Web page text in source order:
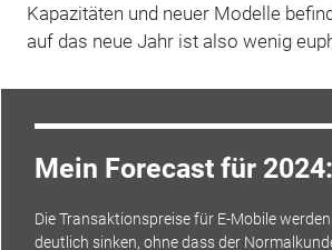
Kapazitäten und neuer Modelle
auf das neue Jahr ist also wenig
Mein Forecast für 2024:
Die Transaktionspreise für E-Mobile werden
deutlich sinken, ohne dass der